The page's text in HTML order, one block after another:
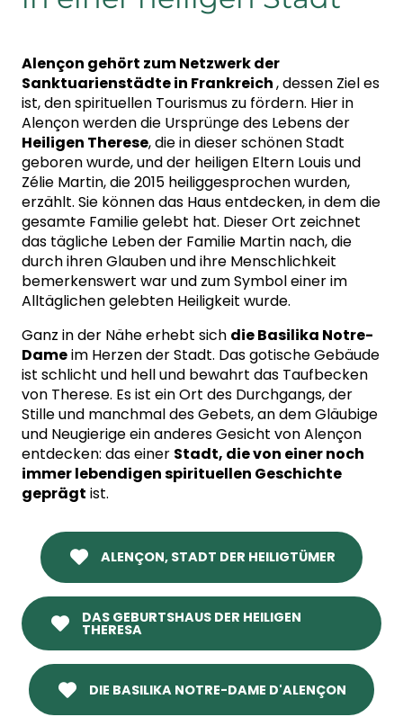
Alençon gehört zum Netzwerk der
Sanktuarienstädte in Frankreich, dessen Ziel es
ist, den spirituellen Tourismus zu fördern. Hier in
Alençon werden die Ursprünge des Lebens der
Heiligen Therese, die in dieser schönen Stadt
geboren wurde, und der heiligen Eltern Louis und
Zélie Martin, die 2015 heiliggesprochen wurden,
erzählt. Sie können das Haus entdecken, in dem die
gesamte Familie gelebt hat. Dieser Ort zeichnet
das tägliche Leben der Familie Martin nach, die
durch ihren Glauben und ihre Menschlichkeit
bemerkenswert war und zum Symbol einer im
Alltäglichen gelebten Heiligkeit wurde.
Ganz in der Nähe erhebt sich die Basilika Notre-
Dameim Herzen der Stadt. Das gotische Gebäude
ist schlicht und hell und bewahrt das Taufbecken
von Therese. Es ist ein Ort des Durchgangs, der
Stille und manchmal des Gebets, an dem Gläubige
und Neugierige ein anderes Gesicht von Alençon
entdecken: das einer Stadt, die von einer noch
immer lebendigen spirituellen Geschichte
geprägt ist.
ALENÇON, STADT DER HEILIGTÜMER
DAS GEBURTSHAUS DER HEILIGEN
THERESA
DIE BASILIKA NOTRE-DAME D'ALENÇON